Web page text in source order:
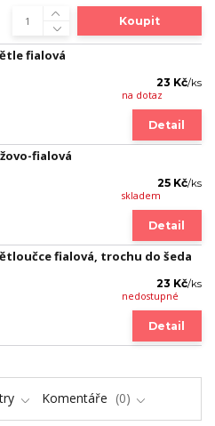
Koupit
fialová
23 Kč/ks
na dotaz
Detail
fialová
25 Kč/ks
skladem
Detail
fialová, trochu do šeda
23 Kč/ks
nedostupné
Detail
Komentáře 0